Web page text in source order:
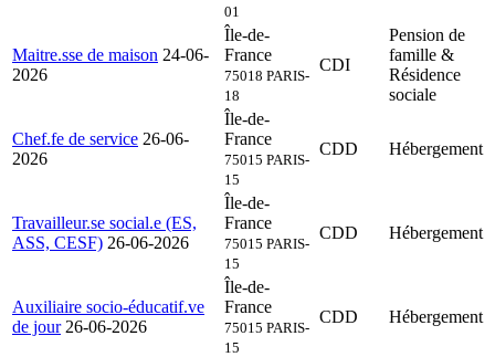
01
Maitre.sse de maison 24-06-
2026
Île-de-
France
75018 PARIS-
18
CDI
Pension de
famille &
Résidence
sociale
Chef.fe de service 26-06-
2026
Île-de-
France
75015 PARIS-
15
CDD Hébergement
Travailleur.se social.e (ES,
ASS, CESF) 26-06-2026
Île-de-
France
75015 PARIS-
15
CDD Hébergement
Auxiliaire socio-éducatif.ve
de jour 26-06-2026
Île-de-
France
75015 PARIS-
15
CDD Hébergement